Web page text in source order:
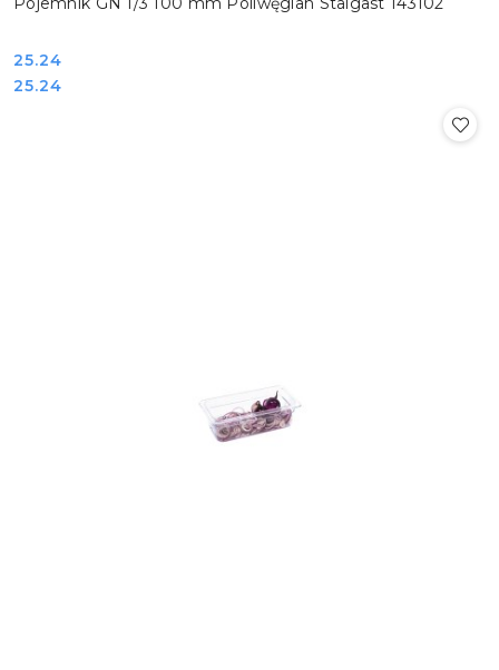
Cena:
25.24
Cena:
25.24